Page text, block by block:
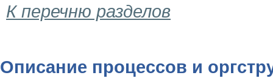
К перечню разделов
Описание процессов и